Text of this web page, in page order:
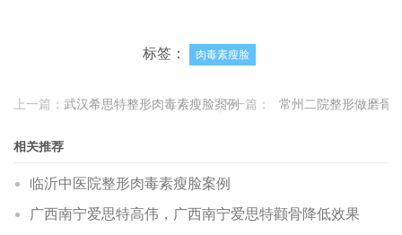
标签： 肉毒素瘦脸
上一篇： 武汉希思特整形肉毒素瘦脸案例下一篇： 常州二院整形做磨骨
相关推荐
临沂中医院整形肉毒素瘦脸案例
广西南宁爱思特高伟，广西南宁爱思特颧骨降低效果